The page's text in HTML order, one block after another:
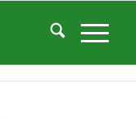
Cultura /